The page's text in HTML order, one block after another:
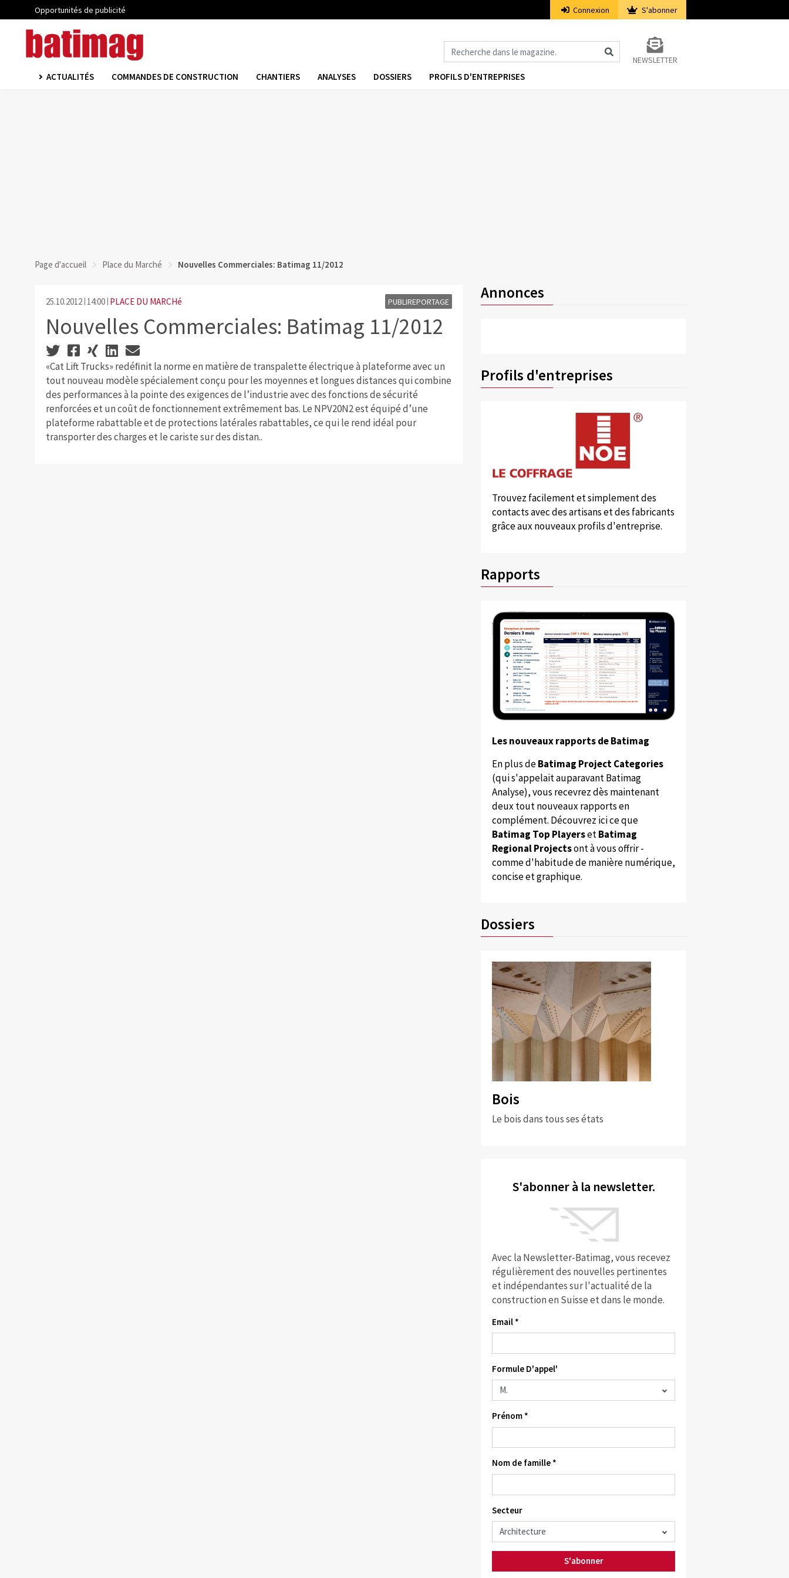
Opportunités de publicité Connexion S'abonner
NEWSLETTER
ACTUALITÉS COMMANDES DE CONSTRUCTION CHANTIERS ANALYSES DOSSIERS PROFILS D'ENTREPRISES
Page d'accueil Place du Marché Nouvelles Commerciales: Batimag 11/2012
25.10.2012 14:00 PLACE DU MARCHé PUBLIREPORTAGE
Nouvelles Commerciales: Batimag 11/2012
«Cat Lift Trucks» redéﬁnit la norme en matière de transpalette électrique à plateforme avec un
tout nouveau modèle spécialement conçu pour les moyennes et longues distances qui combine
des performances à la pointe des exigences de l’industrie avec des fonctions de sécurité
renforcées et un coût de fonctionnement extrêmement bas. Le NPV20N2 est équipé d’une
plateforme rabattable et de protections latérales rabattables, ce qui le rend idéal pour
transporter des charges et le cariste sur des distan..
Annonces
Profils d'entreprises
Trouvez facilement et simplement des
contacts avec des artisans et des fabricants
grâce aux nouveaux profils d'entreprise.
Rapports
Les nouveaux rapports de Batimag
En plus deBatimag Project Categories
(qui s'appelait auparavant Batimag
Analyse), vous recevrez dès maintenant
deux tout nouveaux rapports en
complément. Découvrez ici ce que
Batimag Top PlayersetBatimag
Regional Projectsont à vous offrir -
comme d'habitude de manière numérique,
concise et graphique.
Dossiers
Bois
Le bois dans tous ses états
S'abonner à la newsletter.
Avec la Newsletter-Batimag, vous recevez
régulièrement des nouvelles pertinentes
et indépendantes sur l'actualité de la
construction en Suisse et dans le monde.
Email *
Formule D'appel'
Prénom *
Nom de famille *
Secteur
S'abonner